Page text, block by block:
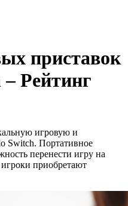
приставок
Рейтинг
игровую и
Switch. Портативное
перенести игру на
приобретают